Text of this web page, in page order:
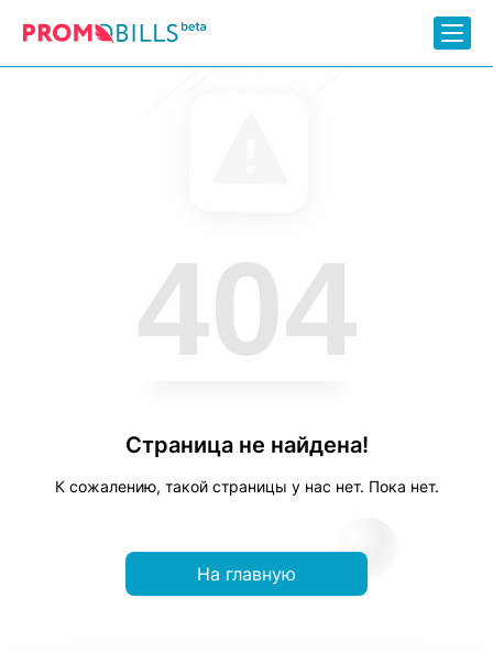
404
Страница не найдена!
К сожалению, такой страницы у нас нет. Пока нет.
На главную